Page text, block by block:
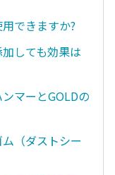
できますか?
しても効果は
マーとGOLDの
（ダストシー